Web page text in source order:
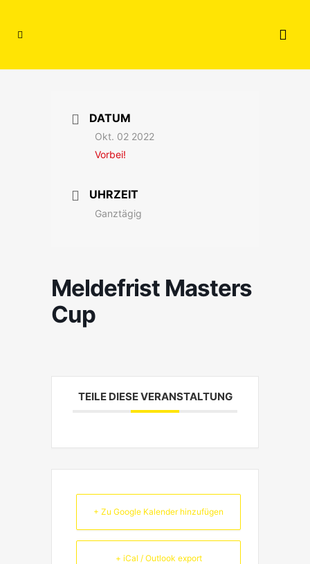
DATUM
Okt. 02 2022
Vorbei!
UHRZEIT
Ganztägig
Meldefrist Masters
Cup
TEILE DIESE VERANSTALTUNG
+ Zu Google Kalender hinzufügen
+ iCal / Outlook export